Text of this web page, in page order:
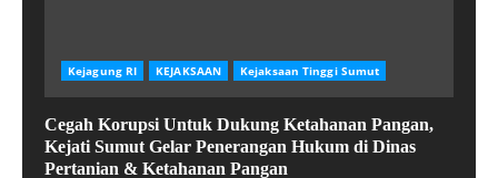
Kejagung RI KEJAKSAAN Kejaksaan Tinggi Sumut
Cegah Korupsi Untuk Dukung Ketahanan Pangan,
Kejati Sumut Gelar Penerangan Hukum di Dinas
Pertanian & Ketahanan Pangan